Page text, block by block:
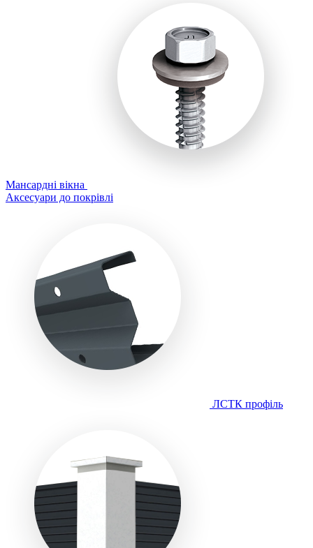
Мансардні вікна
Аксесуари до покрівлі
ЛСТК профіль